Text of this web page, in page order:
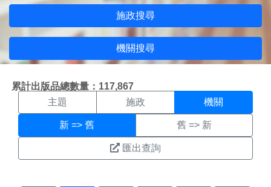
施政搜尋
機關搜尋
累計出版品總數量：117,867
機關搜尋結果頁面
主題 施政 機關
新 => 舊 舊 => 新
匯出查詢